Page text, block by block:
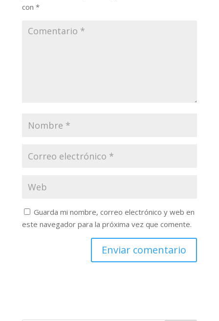
con *
Guarda mi nombre, correo electrónico y web en
este navegador para la próxima vez que comente.